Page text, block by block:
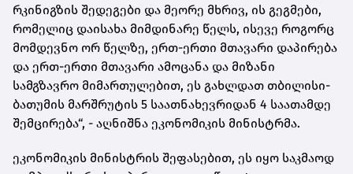
რკინიგზის შედეგები და მეორე მხრივ, ის გეგმები,
რომელიც დაისახა მიმდინარე წელს, ისევე როგორც
მომდევნო ორ წელზე, ერთ-ერთი მთავარი დაპირება
და ერთ-ერთი მთავარი ამოცანა და მიზანი
სამგზავრო მიმართულებით, ეს გახლდათ თბილისი-
ბათუმის მარშრუტის 5 საათნახევრიდან 4 საათამდე
შემცირება“, - აღნიშნა ეკონომიკის მინისტრმა.
ეკონომიკის მინისტრის შეფასებით, ეს იყო საკმაოდ